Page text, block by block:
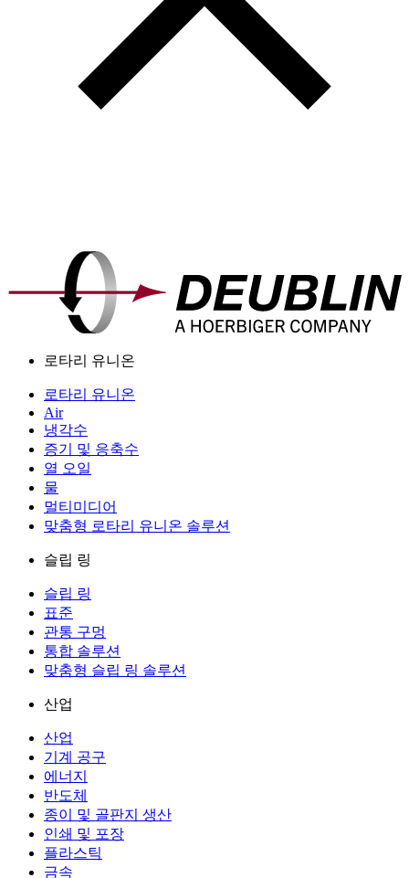
로타리 유니온
로타리 유니온
Air
냉각수
증기 및 응축수
열 오일
물
멀티미디어
맞춤형 로타리 유니온 솔루션
슬립 링
슬립 링
표준
관통 구멍
통합 솔루션
맞춤형 슬립 링 솔루션
산업
산업
기계 공구
에너지
반도체
종이 및 골판지 생산
인쇄 및 포장
플라스틱
금속